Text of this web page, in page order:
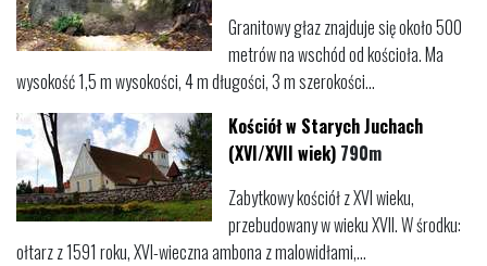
Granitowy głaz znajduje się około 500
metrów na wschód od kościoła. Ma
wysokość 1,5 m wysokości, 4 m długości, 3 m szerokości...
Kościół w Starych Juchach
(XVI/XVII wiek) 790m
Zabytkowy kościół z XVI wieku,
przebudowany w wieku XVII. W środku:
ołtarz z 1591 roku, XVI-wieczna ambona z malowidłami,...